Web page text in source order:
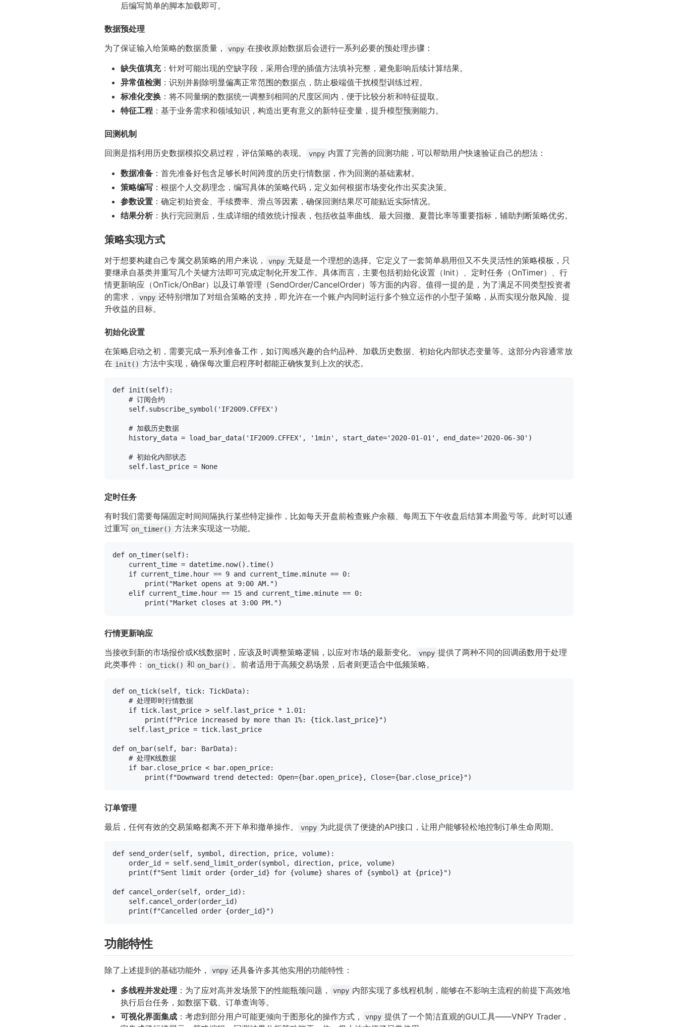
后编写简单的脚本加载即可。
数据预处理
为了保证输入给策略的数据质量，
vnpy 在接收原始数据后会进行一系列必要的预处理步骤：
缺失值填充：针对可能出现的空缺字段，采用合理的插值方法填补完整，避免影响后续计算结果。
异常值检测 ：识别并剔除明显偏离正常范围的数据点，防止极端值干扰模型训练过程。
标准化变换 ：将不同量纲的数据统一调整到相同的尺度区间内，便于比较分析和特征提取。
特征工程 ：基于业务需求和领域知识，构造出更有意义的新特征变量，提升模型预测能力。
回测机制
回测是指利用历史数据模拟交易过程，评估策略的表现。
vnpy 内置了完善的回测功能，可以帮助用户快速验证自己的想法：
数据准备 ：首先准备好包含足够长时间跨度的历史行情数据，作为回测的基础素材。
策略编写 ：根据个人交易理念，编写具体的策略代码，定义如何根据市场变化作出买卖决策。
参数设置 ：确定初始资金、手续费率、滑点等因素，确保回测结果尽可能贴近实际情况。
结果分析：执行完回测后，生成详细的绩效统计报表，包括收益率曲线、最大回撤、夏普比率等重要指标，辅助判断策略优劣。
策略实现方式
对于想要构建自己专属交易策略的用户来说， vnpy 无疑是一个理想的选择。它定义了一套简单易用但又不失灵活性的策略模板，只
要继承自基类并重写几个关键方法即可完成定制化开发工作。具体而言，主要包括初始化设置（Init）、定时任务（OnTimer）、行
情更新响应（OnTick/OnBar）以及订单管理（SendOrder/CancelOrder）等方面的内容。值得一提的是，为了满足不同类型投资者
的需求，
vnpy 还特别增加了对组合策略的支持，即允许在一个账户内同时运行多个独立运作的小型子策略，从而实现分散风险、提
升收益的目标。
初始化设置
在策略启动之初，需要完成一系列准备工作，如订阅感兴趣的合约品种、加载历史数据、初始化内部状态变量等。这部分内容通常放
在 init() 方法中实现，确保每次重启程序时都能正确恢复到上次的状态。
def init (self):
# 订阅合约
self.subscribe_symbol( 'IF2009.CFFEX' )
# 加载历史数据
    history_data = load_bar_data(
'IF2009.CFFEX' , '1min' , start_date='2020-01-01' , end_date='2020-06-30' )
# 初始化内部状态
self.last_price = None
定时任务
有时我们需要每隔固定时间间隔执行某些特定操作，比如每天开盘前检查账户余额、每周五下午收盘后结算本周盈亏等。此时可以通
过重写 on_timer() 方法来实现这一功能。
def on_timer(self):
    current_time = datetime.now().time()
if current_time.hour == 9 and current_time.minute == 0:
print ( "Market opens at 9:00 AM.")
elif current_time.hour == 15 and current_time.minute == 0:
print ( "Market closes at 3:00 PM."
行情更新响应
当接收到新的市场报价或K线数据时，应该及时调整策略逻辑，以应对市场的最新变化。
vnpy 提供了两种不同的回调函数用于处理
此类事件：
on_tick() 和 on_bar() 。前者适用于高频交易场景，后者则更适合中低频策略。
def on_tick(self, tick: TickData):
# 处理即时行情数据
if tick.last_price > self.last_price * 1.01:
print (f"Price increased by more than 1%: {tick.last_price}")
self.last_price = tick.last_price
def on_bar(self, bar: BarData):
# 处理K线数据
if bar.close_price < bar.open_price:
print (f"Downward trend detected: Open={bar.open_price} , Close={bar.close_price}"
订单管理
最后，任何有效的交易策略都离不开下单和撤单操作。
vnpy 为此提供了便捷的API接口，让用户能够轻松地控制订单生命周期。
def send_order(self, symbol, direction, price, volume):
    order_id =
self.send_limit_order(symbol, direction, price, volume)
print (f"Sent limit order {order_id} for {volume} shares of {symbol} at {price}")
def cancel_order(self, order_id ):
self.cancel_order(order_id)
print (f"Cancelled order {order_id}"
功能特性
除了上述提到的基础功能外， vnpy 还具备许多其他实用的功能特性：
多线程并发处理 ：为了应对高并发场景下的性能瓶颈问题， vnpy 内部实现了多线程机制，能够在不影响主流程的前提下高效地
执行后台任务，如数据下载、订单查询等。
可视化界面集成 ：考虑到部分用户可能更倾向于图形化的操作方式， vnpy 提供了一个简洁直观的GUI工具——VNPY Trader，